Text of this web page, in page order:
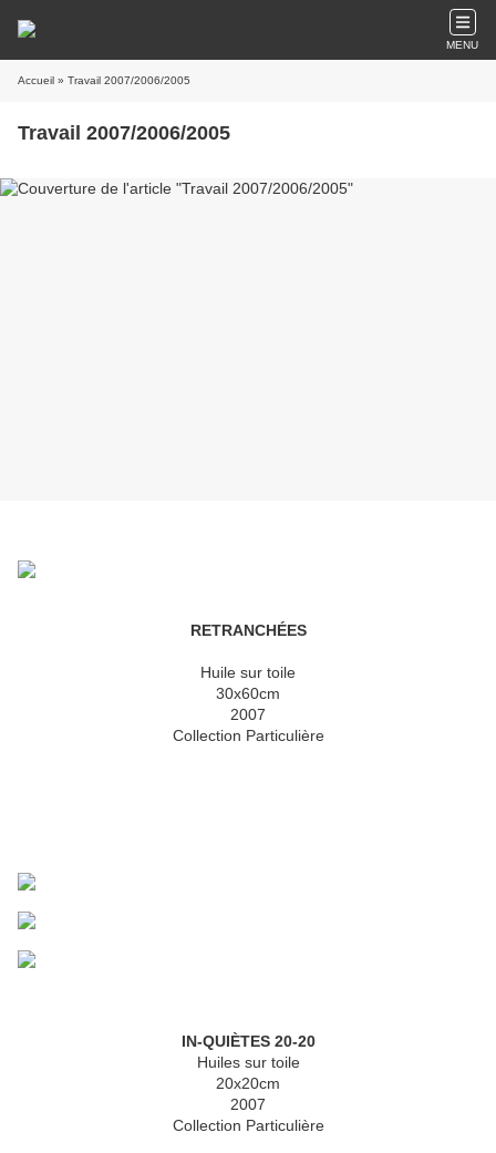
MENU
Accueil » Travail 2007/2006/2005
Travail 2007/2006/2005
RETRANCHÉES
Huile sur toile
30x60cm
2007
Collection Particulière
IN-QUIÈTES 20-20
Huiles sur toile
20x20cm
2007
Collection Particulière